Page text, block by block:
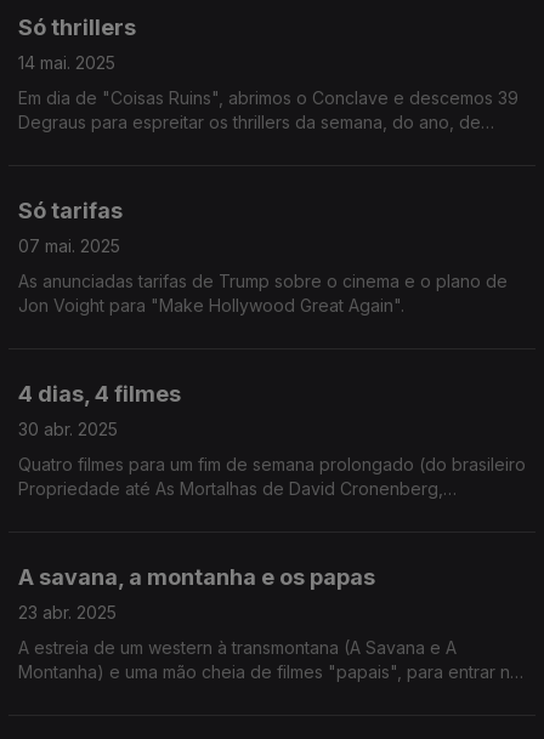
Só thrillers
14 mai. 2025
Em dia de "Coisas Ruins", abrimos o Conclave e descemos 39
Degraus para espreitar os thrillers da semana, do ano, de
Só tarifas
07 mai. 2025
As anunciadas tarifas de Trump sobre o cinema e o plano de
Jon Voight para "Make Hollywood Great Again".
4 dias, 4 filmes
30 abr. 2025
Quatro filmes para um fim de semana prolongado (do brasileiro
Propriedade até As Mortalhas de David Cronenberg,
A savana, a montanha e os papas
23 abr. 2025
A estreia de um western à transmontana (A Savana e A
Montanha) e uma mão cheia de filmes "papais", para entrar no